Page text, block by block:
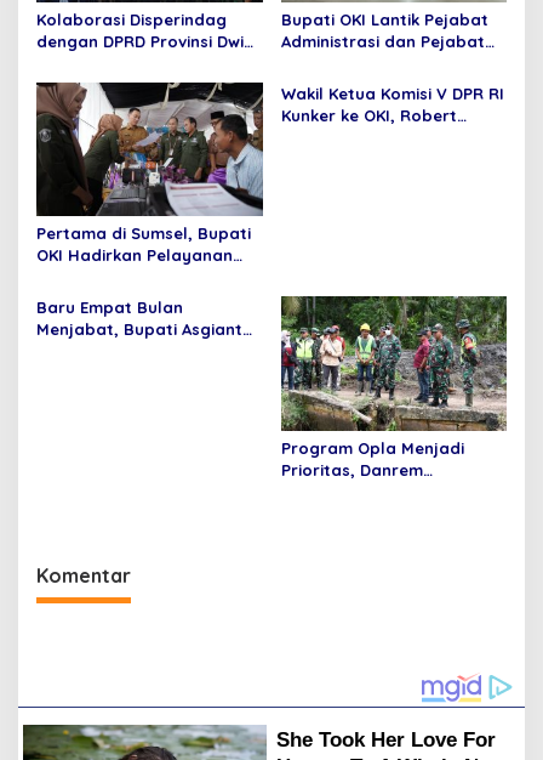
o
s
Kolaborasi Disperindag
dengan DPRD Provinsi Dwi
pasar murah,Bupati
Asgianto, S.T berikan
Apresiasi
Bupati OKI Lantik Pejabat
Administrasi dan Pejabat
Pertama di Sumsel, Bupati
OKI Hadirkan Pelayanan
Wakil Ketua Komisi V DPR RI
Kunker ke OKI, Robert
Baru Empat Bulan
Menjabat, Bupati Asgianto
Program Opla Menjadi
Prioritas, Danrem
Komentar